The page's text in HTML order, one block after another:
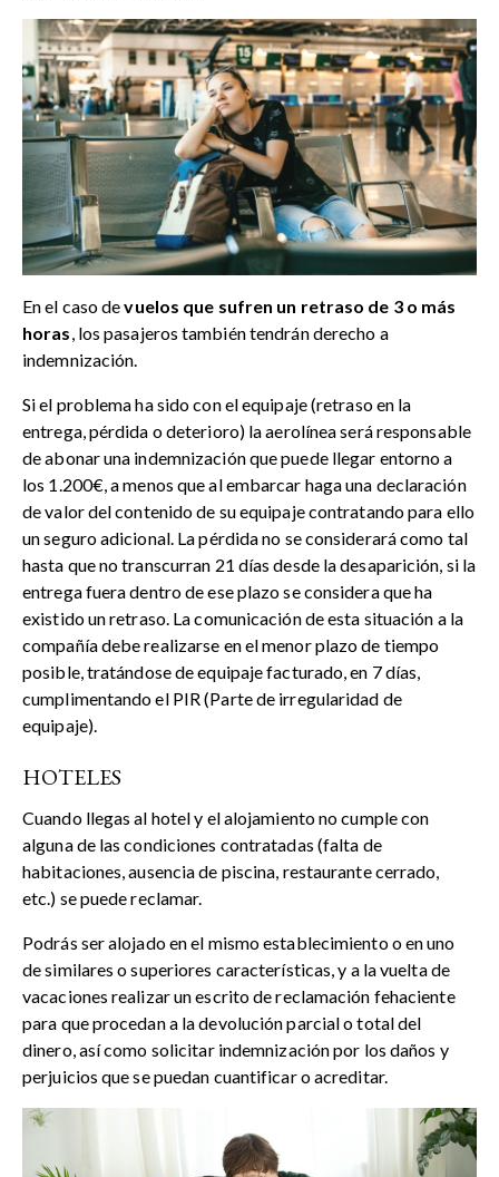
En el caso devuelos que sufren un retraso de 3 o más
horas , los pasajeros también tendrán derecho a
indemnización.
Si el problema ha sido con el equipaje (retraso en la
entrega, pérdida o deterioro) la aerolínea será responsable
de abonar una indemnización que puede llegar entorno a
los 1.200€, a menos que al embarcar haga una declaración
de valor del contenido de su equipaje contratando para ello
un seguro adicional. La pérdida no se considerará como tal
hasta que no transcurran 21 días desde la desaparición, si la
entrega fuera dentro de ese plazo se considera que ha
existido un retraso. La comunicación de esta situación a la
compañía debe realizarse en el menor plazo de tiempo
posible, tratándose de equipaje facturado, en 7 días,
cumplimentando el PIR (Parte de irregularidad de
equipaje).
HOTELES
Cuando llegas al hotel y el alojamiento no cumple con
alguna de las condiciones contratadas (falta de
habitaciones, ausencia de piscina, restaurante cerrado,
etc.) se puede reclamar.
Podrás ser alojado en el mismo establecimiento o en uno
de similares o superiores características, y a la vuelta de
vacaciones realizar un escrito de reclamación fehaciente
para que procedan a la devolución parcial o total del
dinero, así como solicitar indemnización por los daños y
perjuicios que se puedan cuantificar o acreditar.